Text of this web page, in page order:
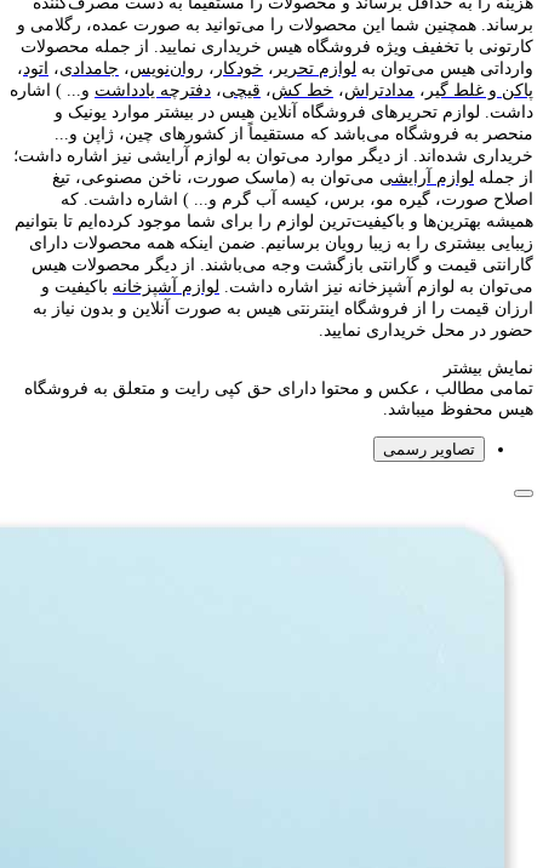
برساند. همچنین شما این محصولات را می‌توانید به صورت عمده، رگلامی و
کارتونی با تخفیف ویژه فروشگاه هیس خریداری نمایید. از جمله محصولات
وارداتی هیس می‌توان به لوازم تحریر ، خودکار ، روان‌نویس، جامدادی، اتود،
پاکن و غلط گیر ، مدادتراش، خط کش، قیچی، دفترچه یادداشت و... ) اشاره
داشت. لوازم تحریر‌های فروشگاه آنلاین هیس در بیشتر موارد یونیک و
منحصر به فروشگاه می‌باشد که مستقیماً از کشور‌های چین، ژاپن و...
خریداری شده‌اند. از دیگر موارد می‌توان به لوازم آرایشی نیز اشاره داشت؛
از جمله لوازم آرایشی می‌توان به (ماسک صورت، ناخن مصنوعی، تیغ
اصلاح صورت، گیره مو، برس، کیسه آب گرم و... ) اشاره داشت. که
همیشه بهترین‌ها و باکیفیت‌ترین لوازم را برای شما موجود کرده‌ایم تا بتوانیم
زیبایی بیشتری را به زیبا رویان برسانیم. ضمن اینکه همه محصولات دارای
گارانتی قیمت و گارانتی بازگشت وجه می‌باشند. از دیگر محصولات هیس
می‌توان به لوازم آشپزخانه نیز اشاره داشت. لوازم آشپزخانه باکیفیت و
ارزان قیمت را از فروشگاه اینترنتی هیس به صورت آنلاین و بدون نیاز به
حضور در محل خریداری نمایید.
نمایش بیشتر
تمامی مطالب ، عکس و محتوا دارای حق کپی رایت و متعلق به فروشگاه
هیس محفوظ میباشد.
تصاویر رسمی